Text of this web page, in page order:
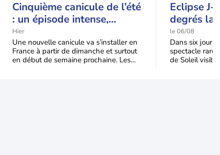
Cinquième canicule de l’été
: un épisode intense,
durable et étendu la
semaine prochaine
Hier
Une nouvelle canicule va s’installer en
France à partir de dimanche et surtout
en début de semaine prochaine. Les
Eclipse J-
degrés la
t-elle
l'éclipse
le 06/08
Dans six
spectacle rare
de Soleil